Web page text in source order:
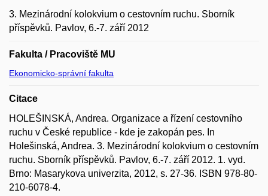
3. Mezinárodní kolokvium o cestovním ruchu. Sborník
příspěvků. Pavlov, 6.-7. září 2012
Fakulta / Pracoviště MU
Ekonomicko-správní fakulta
Citace
HOLEŠINSKÁ, Andrea. Organizace a řízení cestovního
ruchu v České republice - kde je zakopán pes. In
Holešinská, Andrea. 3. Mezinárodní kolokvium o cestovním
ruchu. Sborník příspěvků. Pavlov, 6.-7. září 2012. 1. vyd.
Brno: Masarykova univerzita, 2012, s. 27-36. ISBN 978-80-
210-6078-4.